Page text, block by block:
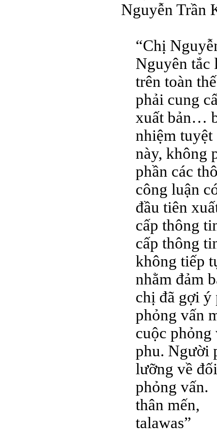
Nguyễn Trần
“Chị
Nguyên tắc
trên toàn
phải cung
xuất bản…
nhiệm
này, không
phần các
công luận
đầu tiên
cấp thông
cấp thông
không tiếp
nhằm đảm
chị đã gợi ý
phỏng vấn
cuộc phỏng
phu. Người
lưỡng về
phỏng vấn.
thân mến,
talawas”